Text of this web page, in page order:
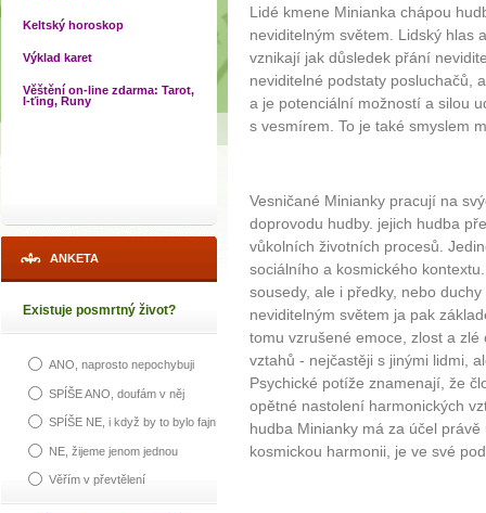
Keltský horoskop
Výklad karet
Věštění on-line zdarma: Tarot,
I-ťing, Runy
ANKETA
Existuje posmrtný život?
ANO, naprosto nepochybuji
SPÍŠE ANO, doufám v něj
SPÍŠE NE, i když by to bylo fajn
NE, žijeme jenom jednou
Věřím v převtělení
Lidé kmene Minianka chápou
neviditelným světem. Lidský hlas
vznikají jak důsledek přání
neviditelné podstaty posluchačů,
a je potenciální možností a silou
s vesmírem. To je také smyslem
Vesničané Minianky pracují na
doprovodu hudby. jejich hudba
vůkolních životních procesů.
sociálního a kosmického
sousedy, ale i předky, nebo
neviditelným světem ja pak
tomu vzrušené emoce, zlost a
vztahů - nejčastěji s jinými lidmi,
Psychické potíže znamenají, že
opětné nastolení harmonických
hudba Minianky má za účel
kosmickou harmonii, je ve své